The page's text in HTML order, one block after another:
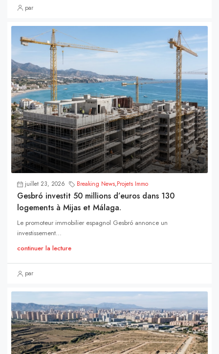
par
juillet 23, 2026 Breaking News,Projets Immo
Gesbró investit 50 millions d’euros dans 130
logements à Mijas et Málaga.
Le promoteur immobilier espagnol Gesbró annonce un
investissement...
continuer la lecture
par